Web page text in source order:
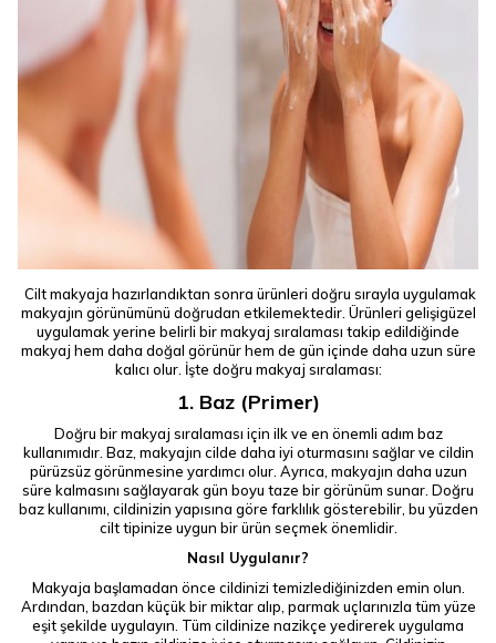
Cilt makyaja hazırlandıktan sonra ürünleri doğru sırayla uygulamak
makyajın görünümünü doğrudan etkilemektedir. Ürünleri gelişigüzel
uygulamak yerine belirli bir makyaj sıralaması takip edildiğinde
makyaj hem daha doğal görünür hem de gün içinde daha uzun süre
kalıcı olur. İşte doğru makyaj sıralaması:
1. Baz (Primer)
Doğru bir makyaj sıralaması için ilk ve en önemli adım baz
kullanımıdır. Baz, makyajın cilde daha iyi oturmasını sağlar ve cildin
pürüzsüz görünmesine yardımcı olur. Ayrıca, makyajın daha uzun
süre kalmasını sağlayarak gün boyu taze bir görünüm sunar. Doğru
baz kullanımı, cildinizin yapısına göre farklılık gösterebilir, bu yüzden
cilt tipinize uygun bir ürün seçmek önemlidir.
Nasıl Uygulanır?
Makyaja başlamadan önce cildinizi temizlediğinizden emin olun.
Ardından, bazdan küçük bir miktar alıp, parmak uçlarınızla tüm yüze
eşit şekilde uygulayın. Tüm cildinize nazikçe yedirerek uygulama